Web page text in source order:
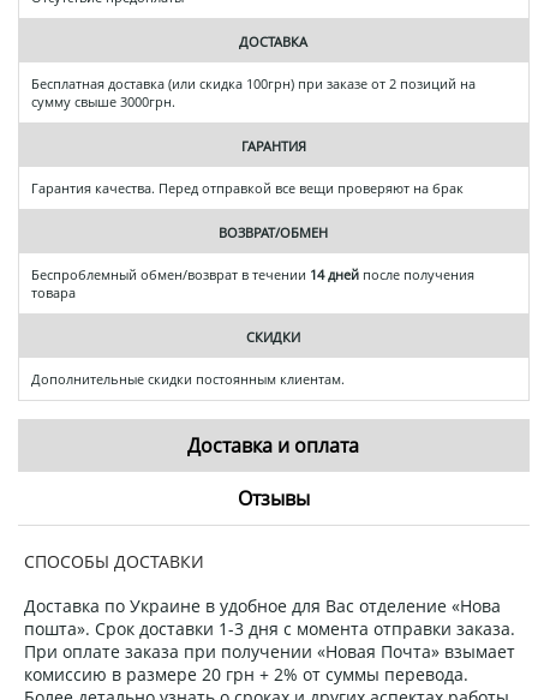
ДОСТАВКА
Бесплатная доставка (или скидка 100грн) при заказе от 2 позиций на
сумму свыше 3000грн.
ГАРАНТИЯ
Гарантия качества. Перед отправкой все вещи проверяют на брак
ВОЗВРАТ/ОБМЕН
Беспроблемный обмен/возврат в течении 14 дней после получения
товара
СКИДКИ
Дополнительные скидки постоянным клиентам.
Доставка и оплата
Отзывы
СПОСОБЫ ДОСТАВКИ
Доставка по Украине в удобное для Вас отделение «Нова
пошта». Срок доставки 1-3 дня с момента отправки заказа.
При оплате заказа при получении «Новая Почта» взымает
комиссию в размере 20 грн + 2% от суммы перевода.